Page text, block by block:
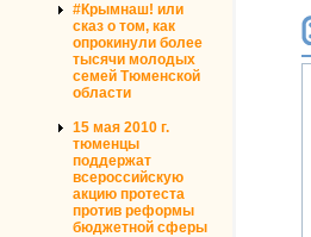
#Крымнаш! или
сказ о том, как
опрокинули более
тысячи молодых
семей Тюменской
области
15 мая 2010 г.
тюменцы
поддержат
всероссийскую
акцию протеста
против реформы
бюджетной сферы